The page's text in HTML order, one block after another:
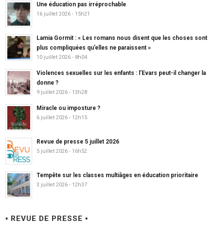
Une éducation pas irréprochable
16 juillet 2026 - 15h21
Lamia Gormit : « Les romans nous disent que les choses sont
plus compliquées qu’elles ne paraissent »
10 juillet 2026 - 8h04
Violences sexuelles sur les enfants : l’Evars peut-il changer la
donne ?
9 juillet 2026 - 13h28
Miracle ou imposture ?
6 juillet 2026 - 12h15
Revue de presse 5 juillet 2026
5 juillet 2026 - 16h52
Tempête sur les classes multiâges en éducation prioritaire
3 juillet 2026 - 12h37
▪ REVUE DE PRESSE ▪